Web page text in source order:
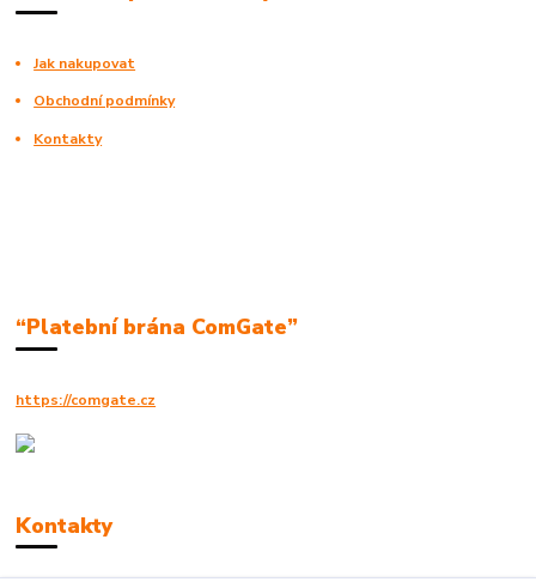
Jak nakupovat
Obchodní podmínky
Kontakty
“Platební brána ComGate”
https://comgate.cz
Kontakty